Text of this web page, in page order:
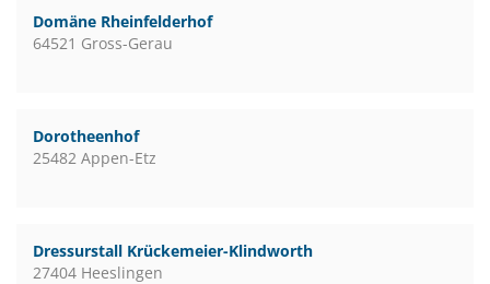
Domäne Rheinfelderhof
64521 Gross-Gerau
Dorotheenhof
25482 Appen-Etz
Dressurstall Krückemeier-Klindworth
27404 Heeslingen